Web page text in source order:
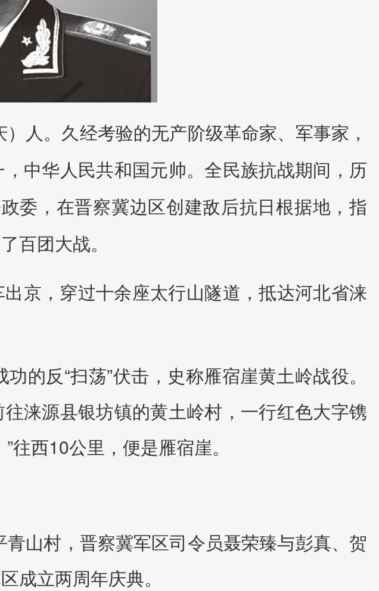
人。久经考验的无产阶级革命家、军事家，
中华人民共和国元帅。全民族抗战期间，历
委，在晋察冀边区创建敌后抗日根据地，指
百团大战。
京，穿过十余座太行山隧道，抵达河北省涞
的反“扫荡”伏击，史称雁宿崖黄土岭战役。
涞源县银坊镇的黄土岭村，一行红色大字镌
西10公里，便是雁宿崖。
山村，晋察冀军区司令员聂荣臻与彭真、贺
成立两周年庆典。